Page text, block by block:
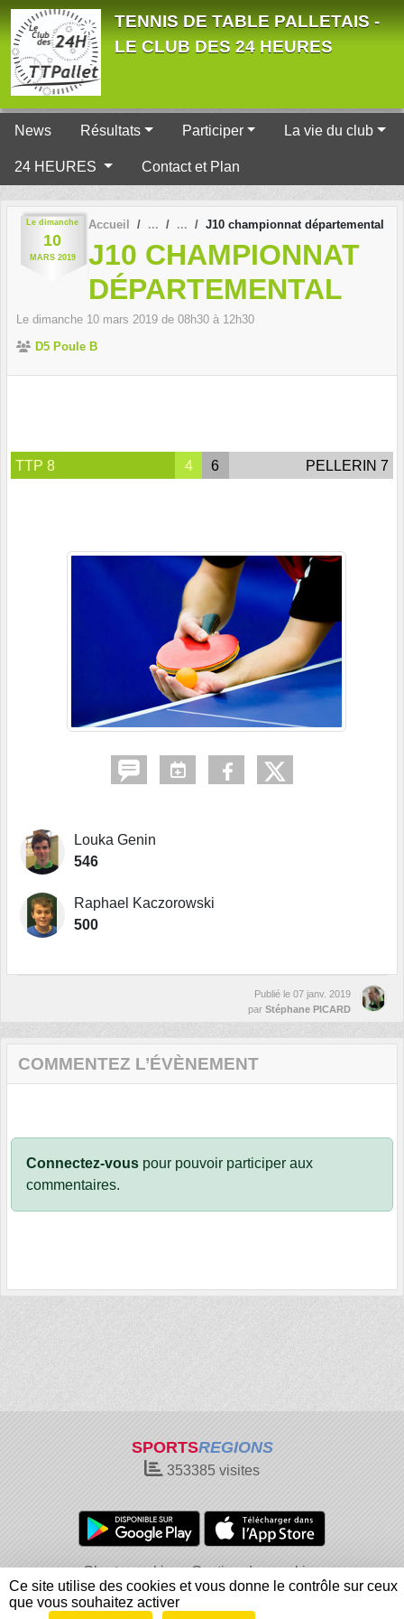
TENNIS DE TABLE PALLETAIS -
LE CLUB DES 24 HEURES
News Résultats Participer La vie du club
24 HEURES Contact et Plan
Le dimanche
10
MARS 2019
Accueil J10 championnat départemental
J10 CHAMPIONNAT
DÉPARTEMENTAL
Le dimanche 10 mars 2019 de 08h30 à 12h30
D5 Poule B
TTP 8 4 6 PELLERIN 7
Louka Genin
546
Raphael Kaczorowski
500
Publié le 07 janv. 2019
par Stéphane PICARD
COMMENTEZ L’ÉVÈNEMENT
Connectez-vous pour pouvoir participer aux
commentaires.
SPORTSREGIONS
353385 visites
Charte cookies
Gestion des cookies
Informations légales
Signaler un contenu inapproprié
Panneau de gestion des cookies
Ce site utilise des cookies et vous donne le contrôle sur ceux
que vous souhaitez activer